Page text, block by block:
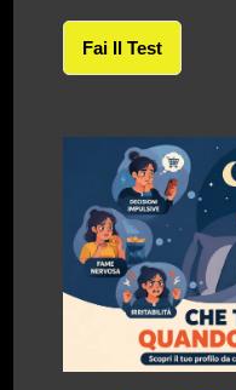
Fai Il Test